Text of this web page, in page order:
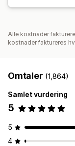
Alle kostnader
kostnader faktureres
Omtaler (1,864)
Samlet vurdering
5
5
4